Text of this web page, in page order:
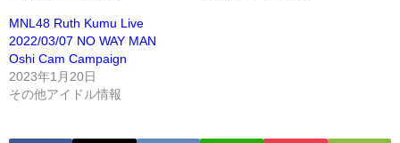
MNL48 Ruth Kumu Live
2022/03/07 NO WAY MAN
Oshi Cam Campaign
2023年1月20日
その他アイドル情報